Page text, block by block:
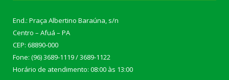
End.: Praça Albertino Baraúna, s/n
Centro – Afuá – PA
CEP: 68890-000
Fone: (96) 3689-1119 / 3689-1122
Horário de atendimento: 08:00 às 13:00